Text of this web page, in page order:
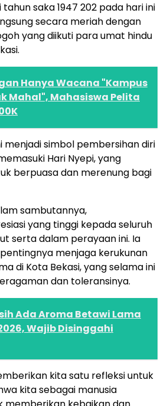
saka 1947 202 pada hari ini
secara meriah dengan
yang diikuti para umat hindu
Hanya Wacana "Kampus
Mahal", Mahasiswa Pelita
menjadi simbol pembersihan diri
Hari Nyepi, yang
berpuasa dan merenung bagi
sambutannya,
yang tinggi kepada seluruh
serta dalam perayaan ini. Ia
menjaga kerukunan
di Kota Bekasi, yang selama ini
dan toleransinya.
Ada Aroma Betawi Lama
Wajib Disinggahi
kita satu refleksi untuk
kita sebagai manusia